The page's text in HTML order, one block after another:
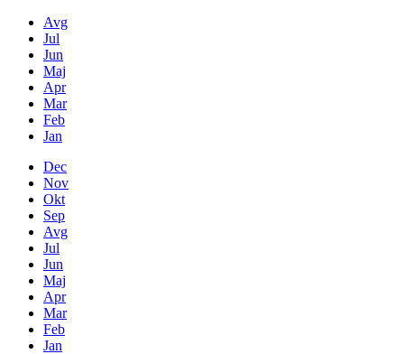
Avg
Jul
Jun
Maj
Apr
Mar
Feb
Jan
Dec
Nov
Okt
Sep
Avg
Jul
Jun
Maj
Apr
Mar
Feb
Jan